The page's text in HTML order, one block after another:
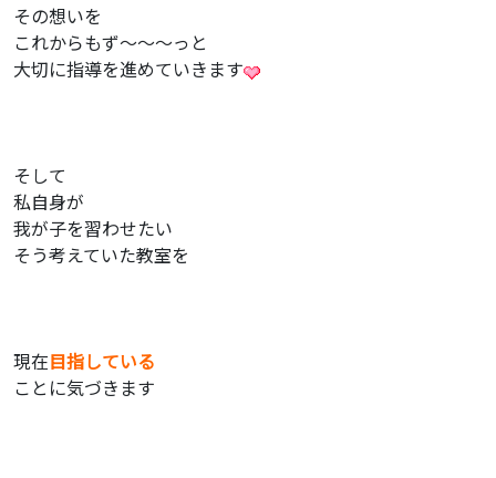
その想いを
これからもず〜〜〜っと
大切に指導を進めていきます
そして
私自身が
我が子を習わせたい
そう考えていた教室を
現在目指している
ことに気づきます